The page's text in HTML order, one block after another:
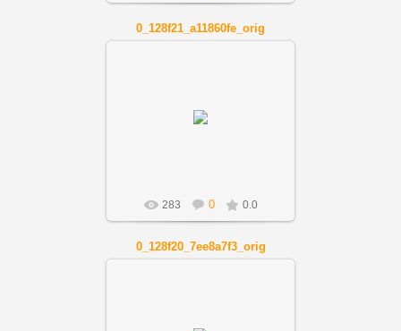
0_128f21_a11860fe_orig
283 0 0.0
0_128f20_7ee8a7f3_orig